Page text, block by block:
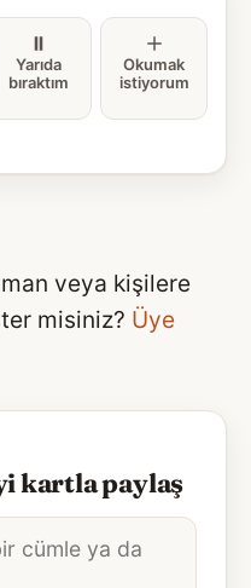
Yarıda
bıraktım
Okumak
istiyorum
veya kişilere
misiniz? Üye
kartla paylaş